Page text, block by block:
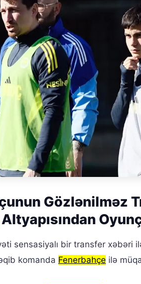
Gözlənilməz
Altyapısından
sensasiyalı bir transfer xəbəri
komanda Fenerbahçe ilə